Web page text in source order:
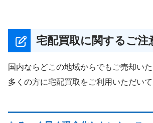
宅配買取に関するご注
国内ならどこの地域からでもご売却いた
多くの方に宅配買取をご利用いただいて